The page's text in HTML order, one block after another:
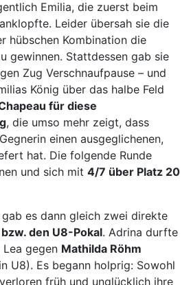
Emilia, die zuerst beim
Leider übersah sie die
hübschen Kombination die
gewinnen. Stattdessen gab sie
Zug Verschnaufpause – und
König über das halbe Feld
für diese
, die umso mehr zeigt, dass
einen ausgeglichenen,
hat. Die folgende Runde
und sich mit 4/7 über Platz 20
es dann gleich zwei direkte
den U8-Pokal. Adrina durfte
gegen Mathilda Röhm
U8). Es begann holprig: Sowohl
früh und unglücklich ihre